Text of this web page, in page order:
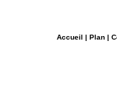
Accueil | Plan|